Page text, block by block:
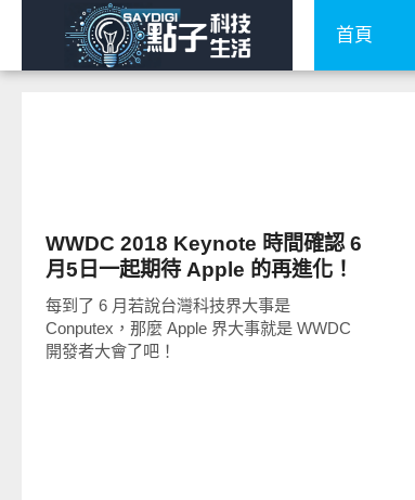
首頁
WWDC 2018 Keynote 時間確認 6
月5日一起期待 Apple 的再進化！
每到了 6 月若說台灣科技界大事是
Conputex，那麼 Apple 界大事就是 WWDC
開發者大會了吧！